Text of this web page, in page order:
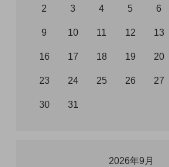
2 3 4 5 6
9 10 11 12 13
16 17 18 19 20
23 24 25 26 27
30 31
2026年9月